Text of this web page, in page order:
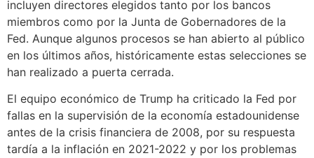
incluyen directores elegidos tanto por los bancos
miembros como por la Junta de Gobernadores de la
Fed. Aunque algunos procesos se han abierto al público
en los últimos años, históricamente estas selecciones se
han realizado a puerta cerrada.
El equipo económico de Trump ha criticado la Fed por
fallas en la supervisión de la economía estadounidense
antes de la crisis financiera de 2008, por su respuesta
tardía a la inflación en 2021-2022 y por los problemas